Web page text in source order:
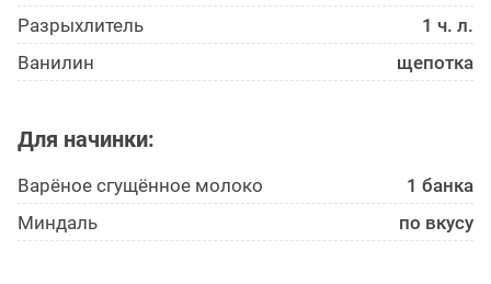
Разрыхлитель
1 ч. л.
Ванилин
щепотка
Для начинки:
Варёное сгущённое молоко
1 банка
Миндаль
по вкусу